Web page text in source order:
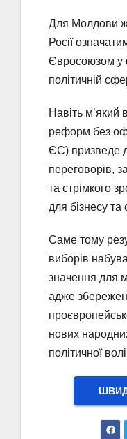
Для Молдови
Росії
Євросоюзом у
політичній
Навіть м’який
реформ без
ЄС) призведе
переговорів,
та стрімкого
для бізнесу та
Саме тому
виборів
значення для
адже
нових
політичної